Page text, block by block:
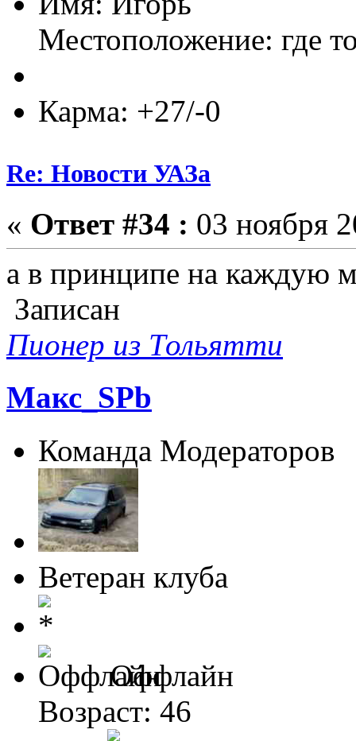
Местоположение: где
Карма: +27/-0
Re: Новости УАЗа
« Ответ #34 : 03 ноября
а в принципе на каждую
Записан
Пионер из Тольятти
Макс_SPb
Команда Модераторов
Ветеран клуба
Оффлайн
Возраст: 46